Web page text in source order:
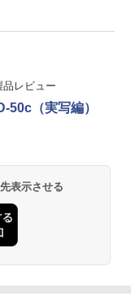
品レビュー
50c（実写編）
表示させる